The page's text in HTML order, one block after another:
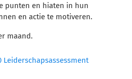
punten en hiaten in hun
en actie te motiveren.
maand.
Leiderschapsassessment